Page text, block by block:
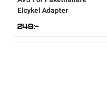
Elcykel Adapter
249:-